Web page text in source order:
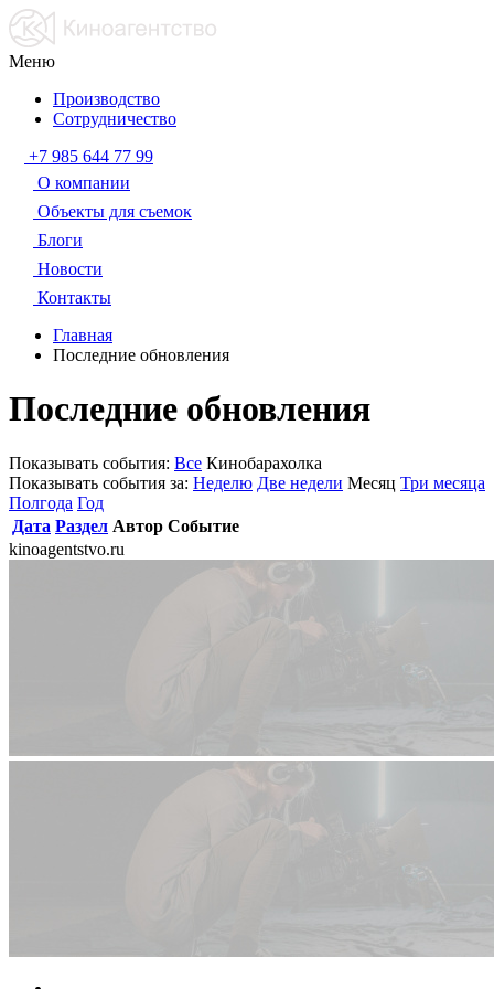
Меню
Производство
Сотрудничество
+7 985 644 77 99
О компании
Объекты для съемок
Блоги
Новости
Контакты
Главная
Последние обновления
Последние обновления
Показывать события: Все Кинобарахолка
Показывать события за: Неделю Две недели Месяц Три месяца
Полгода Год
Дата Раздел Автор Событие
kinoagentstvo.ru